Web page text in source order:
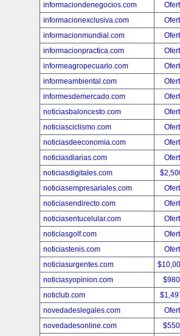
informaciondenegocios.com
informacionexclusiva.com
informacionmundial.com
informacionpractica.com
informeagropecuario.com
informeambiental.com
informesdemercado.com
noticiasbaloncesto.com
noticiasciclismo.com
noticiasdeeconomia.com
noticiasdiarias.com
noticiasdigitales.com
noticiasempresariales.com
noticiasendirecto.com
noticiasentucelular.com
noticiasgolf.com
noticiastenis.com
noticiasurgentes.com
noticiasyopinion.com
noticlub.com
novedadeslegales.com
novedadesonline.com